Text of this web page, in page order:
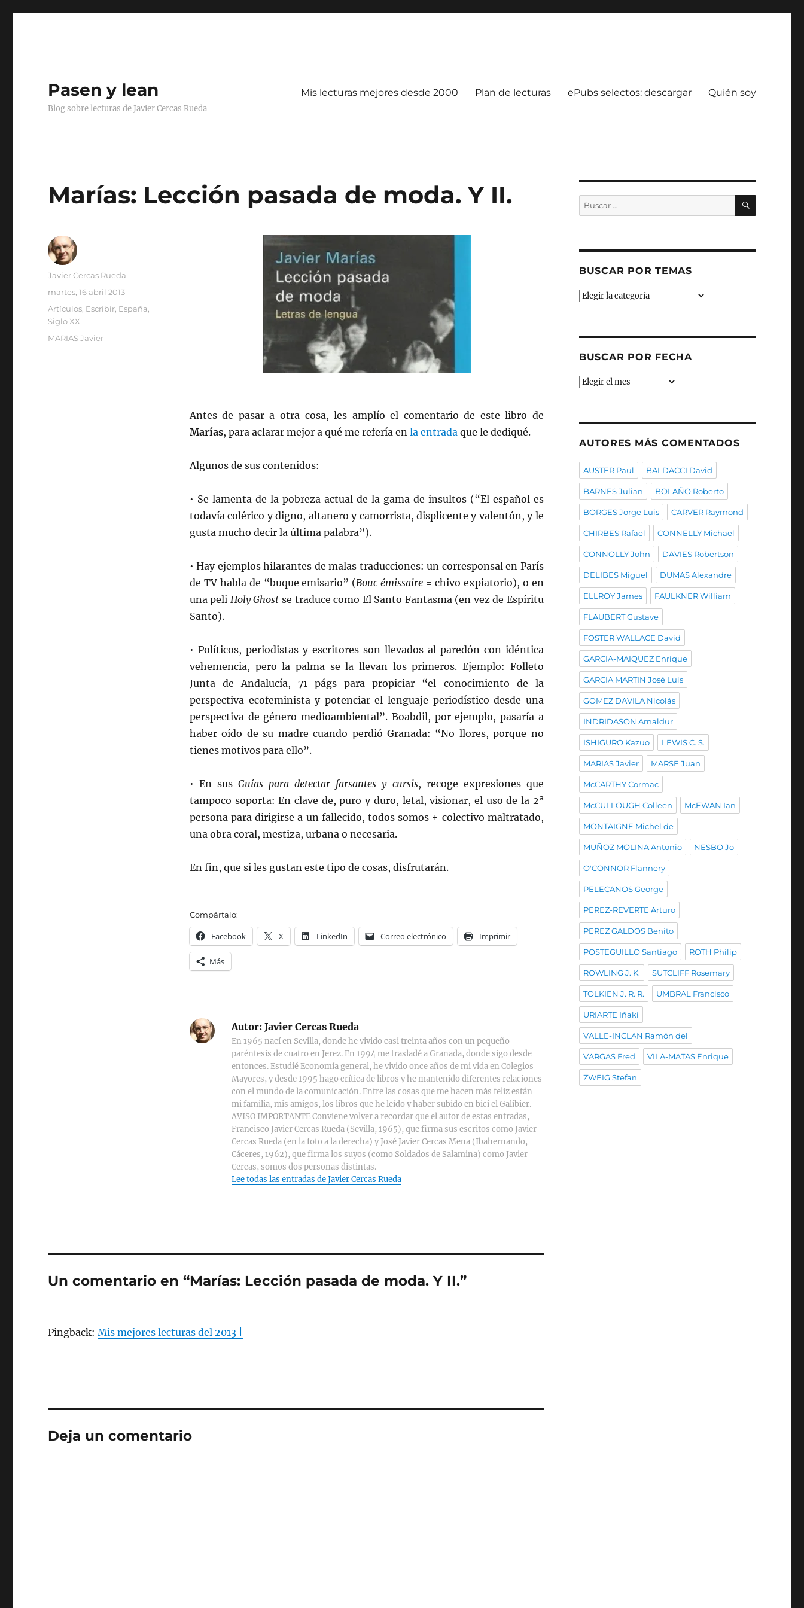
Pasen y lean
Blog sobre lecturas de Javier Cercas Rueda
Mis lecturas mejores desde 2000 Plan de lecturas ePubs selectos: descargar Quién soy
Marías: Lección pasada de moda. Y II.
Antes de pasar a otra cosa, les amplío el comentario de este libro de
Marías, para aclarar mejor a qué me refería en la entradaque le dediqué.
Algunos de sus contenidos:
• Se lamenta de la pobreza actual de la gama de insultos (“El español es
todavía colérico y digno, altanero y camorrista, displicente y valentón, y le
gusta mucho decir la última palabra”).
• Hay ejemplos hilarantes de malas traducciones: un corresponsal en París
de TV habla de “buque emisario” (Bouc émissaire = chivo expiatorio), o en
una peli Holy Ghost se traduce como El Santo Fantasma (en vez de Espíritu
Santo).
• Políticos, periodistas y escritores son llevados al paredón con idéntica
vehemencia, pero la palma se la llevan los primeros. Ejemplo: Folleto
Junta de Andalucía, 71 págs para propiciar “el conocimiento de la
perspectiva ecofeminista y potenciar el lenguaje periodístico desde una
perspectiva de género medioambiental”. Boabdil, por ejemplo, pasaría a
haber oído de su madre cuando perdió Granada: “No llores, porque no
tienes motivos para ello”.
• En susGuías para detectar farsantes y cursis, recoge expresiones que
tampoco soporta: En clave de, puro y duro, letal, visionar, el uso de la 2ª
persona para dirigirse a un fallecido, todos somos + colectivo maltratado,
una obra coral, mestiza, urbana o necesaria.
En fin, que si les gustan este tipo de cosas, disfrutarán.
Compártalo:
Facebook X LinkedIn Correo electrónico Imprimir
Más
Autor:Javier Cercas Rueda
En 1965 nací en Sevilla, donde he vivido casi treinta años con un pequeño
paréntesis de cuatro en Jerez. En 1994 me trasladé a Granada, donde sigo desde
entonces. Estudié Economía general, he vivido once años de mi vida en Colegios
Mayores, y desde 1995 hago crítica de libros y he mantenido diferentes relaciones
con el mundo de la comunicación. Entre las cosas que me hacen más feliz están
mi familia, mis amigos, los libros que he leído y haber subido en bici el Galibier.
AVISO IMPORTANTE Conviene volver a recordar que el autor de estas entradas,
Francisco Javier Cercas Rueda (Sevilla, 1965), que firma sus escritos como Javier
Cercas Rueda (en la foto a la derecha) y José Javier Cercas Mena (Ibahernando,
Cáceres, 1962), que firma los suyos (como Soldados de Salamina) como Javier
Cercas, somos dos personas distintas.
Lee todas las entradas de Javier Cercas Rueda
Autor
Javier Cercas Rueda
Publicado
martes, 16 abril 2013
Categorías
Artículos Escribir España
Siglo XX
Etiquetas
MARIAS Javier
Un comentario en “Marías: Lección pasada de moda. Y II.”
Pingback:Mis mejores lecturas del 2013 |
Deja un comentario
Buscar
por:
BUSCAR
BUSCAR POR TEMAS
Buscar
BUSCAR POR FECHA
Buscar
AUTORES MÁS COMENTADOS
AUSTER Paul BALDACCI David
BARNES Julian BOLAÑO Roberto
BORGES Jorge Luis CARVER Raymond
CHIRBES Rafael CONNELLY Michael
CONNOLLY John DAVIES Robertson
DELIBES Miguel DUMAS Alexandre
ELLROY James FAULKNER William
FLAUBERT Gustave
FOSTER WALLACE David
GARCIA-MAIQUEZ Enrique
GARCIA MARTIN José Luis
GOMEZ DAVILA Nicolás
INDRIDASON Arnaldur
ISHIGURO Kazuo LEWIS C. S.
MARIAS Javier MARSE Juan
McCARTHY Cormac
McCULLOUGH Colleen McEWAN Ian
MONTAIGNE Michel de
MUÑOZ MOLINA Antonio NESBO Jo
O'CONNOR Flannery
PELECANOS George
PEREZ-REVERTE Arturo
PEREZ GALDOS Benito
POSTEGUILLO Santiago ROTH Philip
ROWLING J. K. SUTCLIFF Rosemary
TOLKIEN J. R. R. UMBRAL Francisco
URIARTE Iñaki
VALLE-INCLAN Ramón del
VARGAS Fred VILA-MATAS Enrique
ZWEIG Stefan